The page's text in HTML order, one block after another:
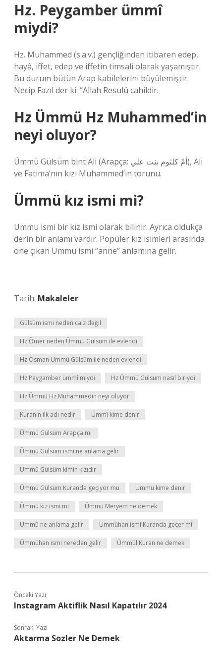
Hz. Peygamber ümmî
miydi?
Hz. Muhammed (s.a.v.) gençliğinden itibaren edep,
hayâ, iffet, edep ve iffetin timsali olarak yaşamıştır.
Bu durum bütün Arap kabilelerini büyülemiştir.
Necip Fazıl der ki: “Allah Resulü cahildir.
Hz Ümmü Hz Muhammed’in
neyi oluyor?
Ümmü Gülsüm bint Ali (Arapça: أمّ كلثوم بنت علي), Ali
ve Fatima’nın kızı Muhammed’in torunu.
Ümmü kız ismi mi?
Ummu ismi bir kız ismi olarak bilinir. Ayrıca oldukça
derin bir anlamı vardır. Popüler kız isimleri arasında
öne çıkan Ummu ismi “anne” anlamına gelir.
Tarih: Makaleler
Gülsüm ismi neden caiz değil
Hz Ömer neden Ümmü Gülsüm ile evlendi
Hz Osman Ümmü Gülsüm ile neden evlendi
Hz Peygamber ümmî miydi Hz Ümmü Gülsüm nasıl biriydi
Hz Ümmü Hz Muhammedin neyi oluyor
Kuranın ilk adı nedir Ümmî kime denir
Ümmü Gülsüm Arapça mı
Ümmü Gülsüm ismi ne anlama gelir
Ümmü Gülsüm kimin kızıdır
Ümmü Gülsüm Kuranda geçiyor mu Ümmü kime denir
Ümmü kız ismi mi Ümmü Meryem ne demek
Ümmü ne anlama gelir Ümmühan ismi Kuranda geçer mi
Ümmühan ismi nereden gelir Ümmül Kuran ne demek
Önceki Yazı
Instagram Aktiflik Nasıl Kapatılır 2024
Sonraki Yazı
Aktarma Sozler Ne Demek